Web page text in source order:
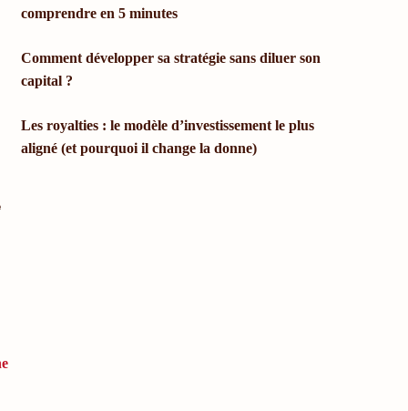
comprendre en 5 minutes
Comment développer sa stratégie sans diluer son
capital ?
Les royalties : le modèle d’investissement le plus
aligné (et pourquoi il change la donne)